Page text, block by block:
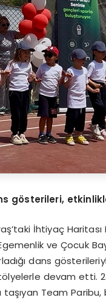
gösterileri,
İhtiyaç
ve Çocuk
dans
devam etti.
taşıyan Team